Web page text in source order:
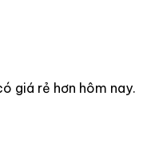
giá rẻ hơn hôm nay.